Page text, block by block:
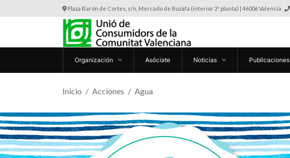
Plaza Barón de Cortes, s/n, Mercado de Ruzafa (interior 2ª planta) | 46006 Valencia
Organización Asóciate Noticias Publicaciones
Inicio Acciones Agua